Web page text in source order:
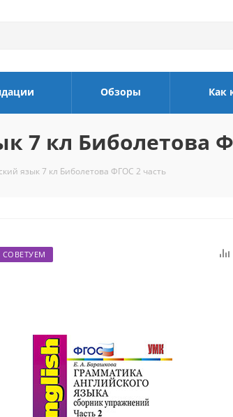
Обзоры Как
7 кл Биболетова
язык 7 кл Биболетова ФГОС 2 часть
СОВЕТУЕМ